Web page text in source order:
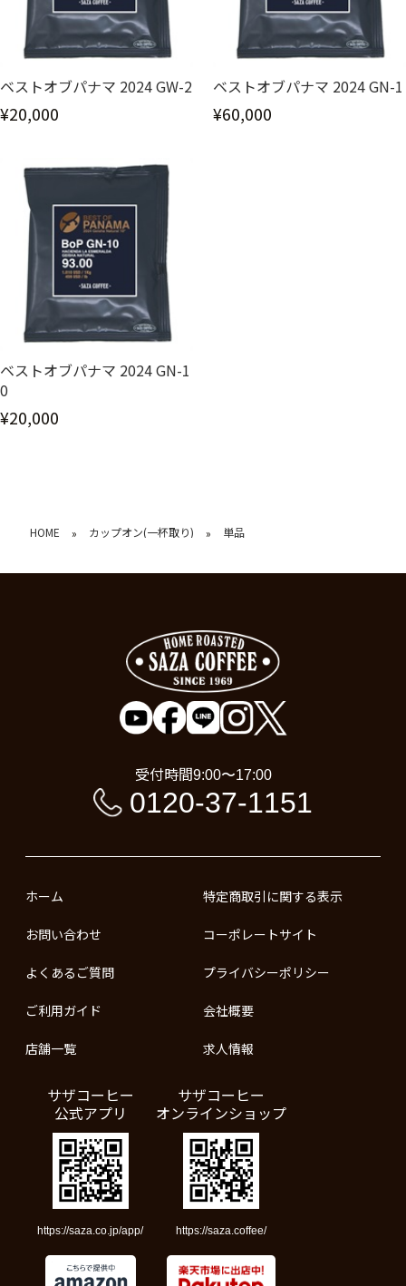
ベストオブパナマ 2024 GW-2
¥20,000
ベストオブパナマ 2024 GN-1
¥60,000
ベストオブパナマ 2024 GN-1
0
¥20,000
HOME » カップオン(一杯取り) » 単品
受付時間9:00〜17:00
0120-37-1151
ホーム
お問い合わせ
よくあるご質問
ご利用ガイド
店舗一覧
特定商取引に関する表示
コーポレートサイト
プライバシーポリシー
会社概要
求人情報
サザコーヒー
公式アプリ
https://saza.co.jp/app/
サザコーヒー
オンラインショップ
https://saza.coffee/